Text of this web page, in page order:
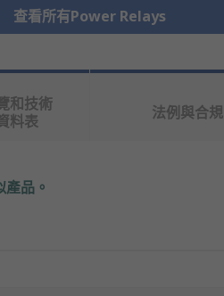
查看所有Power Relays
和技術
料表
法例與合規
品。